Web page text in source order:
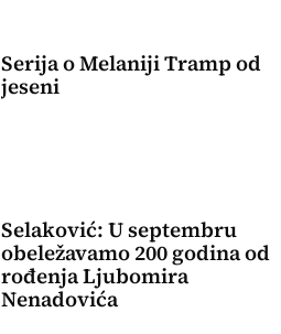
Serija o Melaniji Tramp od
jeseni
Selaković: U septembru
obeležavamo 200 godina od
rođenja Ljubomira
Nenadovića